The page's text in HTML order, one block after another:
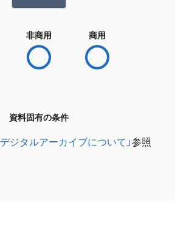
非商用 商用
資料固有の条件
ジタルアーカイブについて」参照